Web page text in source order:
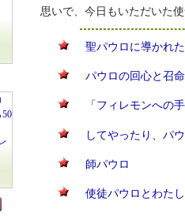
思いで、今日もいただいた
聖パウロに導かれ
パウロの回心と召命
「フィレモンへの
してやったり、パ
師パウロ
使徒パウロとわたし